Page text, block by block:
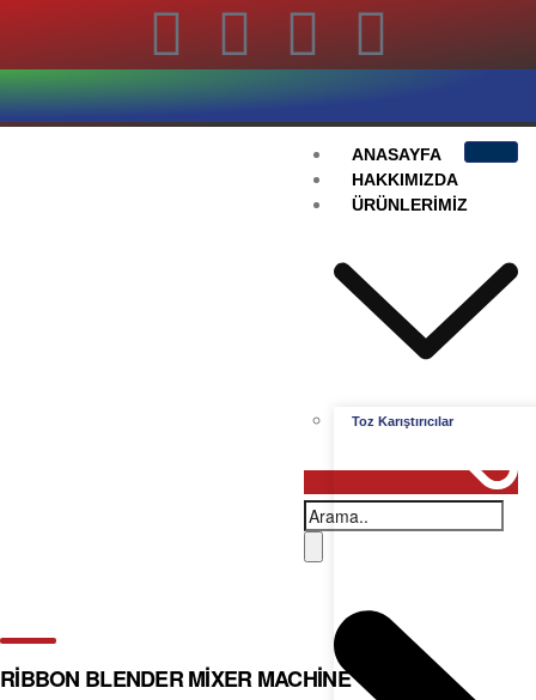
ANASAYFA
HAKKIMIZDA
ÜRÜNLERIMIZ
Toz Karıştırıcılar
RİBBON BLENDER MİXER MACHİNE